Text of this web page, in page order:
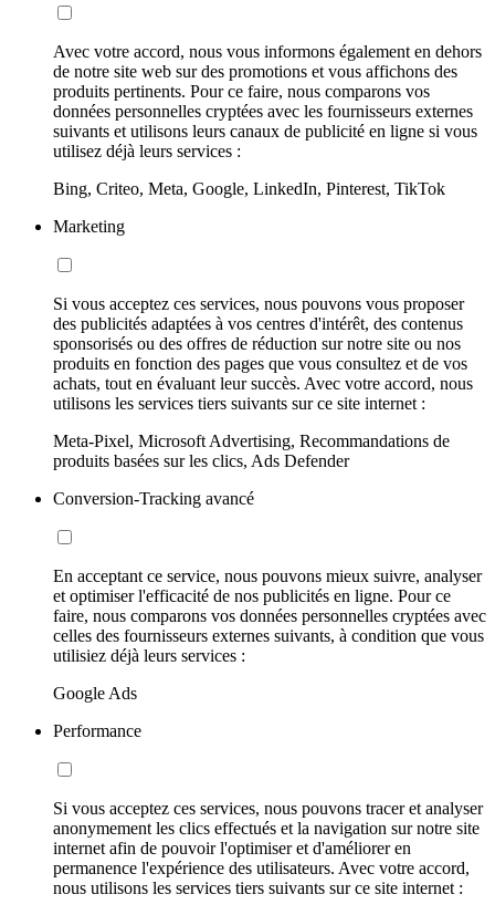
Avec votre accord, nous vous informons également en dehors
de notre site web sur des promotions et vous affichons des
produits pertinents. Pour ce faire, nous comparons vos
données personnelles cryptées avec les fournisseurs externes
suivants et utilisons leurs canaux de publicité en ligne si vous
utilisez déjà leurs services :
Bing, Criteo, Meta, Google, LinkedIn, Pinterest, TikTok
Marketing
Si vous acceptez ces services, nous pouvons vous proposer
des publicités adaptées à vos centres d'intérêt, des contenus
sponsorisés ou des offres de réduction sur notre site ou nos
produits en fonction des pages que vous consultez et de vos
achats, tout en évaluant leur succès. Avec votre accord, nous
utilisons les services tiers suivants sur ce site internet :
Meta-Pixel, Microsoft Advertising, Recommandations de
produits basées sur les clics, Ads Defender
Conversion-Tracking avancé
En acceptant ce service, nous pouvons mieux suivre, analyser
et optimiser l'efficacité de nos publicités en ligne. Pour ce
faire, nous comparons vos données personnelles cryptées avec
celles des fournisseurs externes suivants, à condition que vous
utilisiez déjà leurs services :
Google Ads
Performance
Si vous acceptez ces services, nous pouvons tracer et analyser
anonymement les clics effectués et la navigation sur notre site
internet afin de pouvoir l'optimiser et d'améliorer en
permanence l'expérience des utilisateurs. Avec votre accord,
nous utilisons les services tiers suivants sur ce site internet :